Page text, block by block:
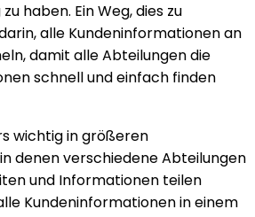
haben. Ein Weg, dies zu
alle Kundeninformationen an
damit alle Abteilungen die
schnell und einfach finden
wichtig in größeren
denen verschiedene Abteilungen
und Informationen teilen
Kundeninformationen in einem